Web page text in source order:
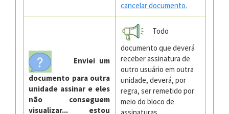
cancelar documento.
Enviei um
documento para outra
unidade assinar e eles
não conseguem
visualizar... estou
Todo
documento que deverá
receber assinatura de
outro usuário em outra
unidade, deverá, por
regra, ser remetido por
meio do bloco de